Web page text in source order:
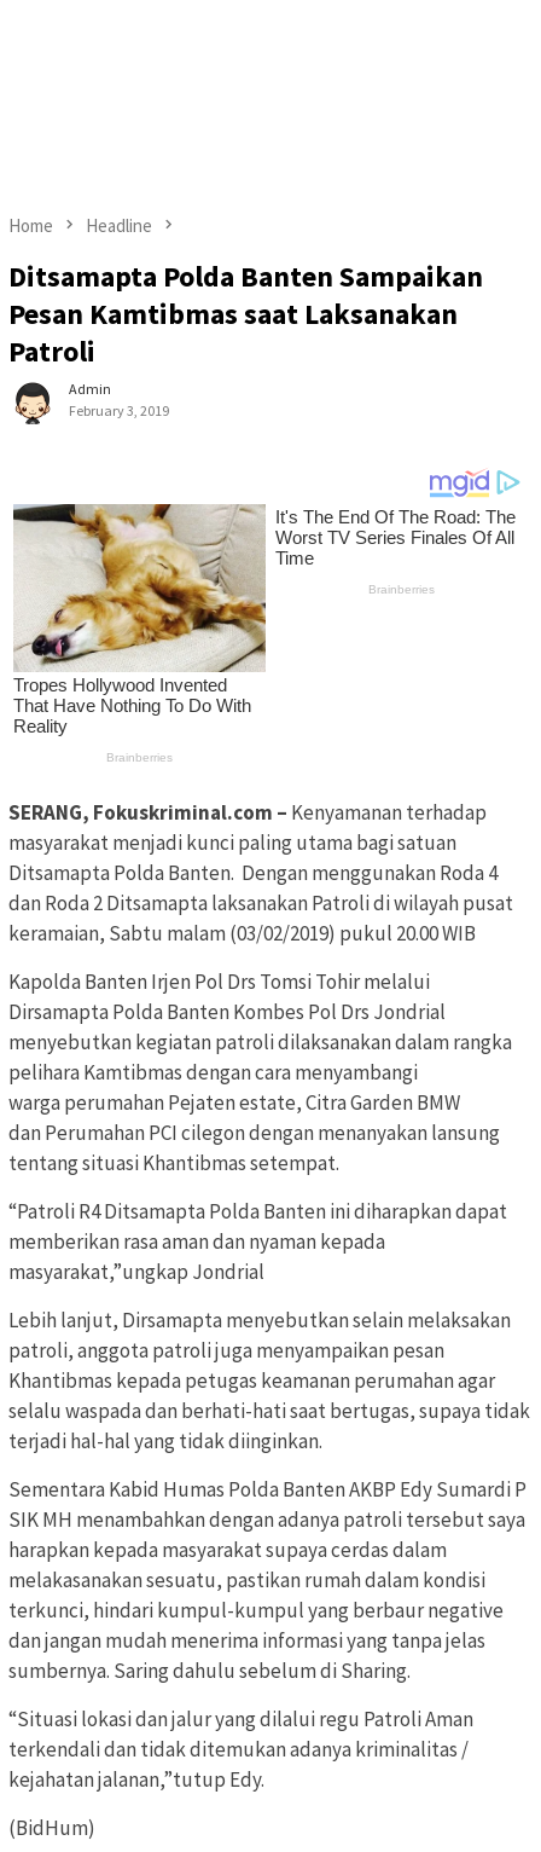
Home Headline
Ditsamapta Polda Banten Sampaikan
Pesan Kamtibmas saat Laksanakan
Patroli
Admin
February 3, 2019
SERANG, Fokuskriminal.com – Kenyamanan terhadap
masyarakat menjadi kunci paling utama bagi satuan
Ditsamapta Polda Banten. Dengan menggunakan Roda 4
dan Roda 2 Ditsamapta laksanakan Patroli di wilayah pusat
keramaian, Sabtu malam (03/02/2019) pukul 20.00 WIB
Kapolda Banten Irjen Pol Drs Tomsi Tohir melalui
Dirsamapta Polda Banten Kombes Pol Drs Jondrial
menyebutkan kegiatan patroli dilaksanakan dalam rangka
pelihara Kamtibmas dengan cara menyambangi
warga perumahan Pejaten estate, Citra Garden BMW
dan Perumahan PCI cilegon dengan menanyakan lansung
tentang situasi Khantibmas setempat.
“Patroli R4 Ditsamapta Polda Banten ini diharapkan dapat
memberikan rasa aman dan nyaman kepada
masyarakat,”ungkap Jondrial
Lebih lanjut, Dirsamapta menyebutkan selain melaksakan
patroli, anggota patroli juga menyampaikan pesan
Khantibmas kepada petugas keamanan perumahan agar
selalu waspada dan berhati-hati saat bertugas, supaya tidak
terjadi hal-hal yang tidak diinginkan.
Sementara Kabid Humas Polda Banten AKBP Edy Sumardi P
SIK MH menambahkan dengan adanya patroli tersebut saya
harapkan kepada masyarakat supaya cerdas dalam
melakasanakan sesuatu, pastikan rumah dalam kondisi
terkunci, hindari kumpul-kumpul yang berbaur negative
dan jangan mudah menerima informasi yang tanpa jelas
sumbernya. Saring dahulu sebelum di Sharing.
“Situasi lokasi dan jalur yang dilalui regu Patroli Aman
terkendali dan tidak ditemukan adanya kriminalitas /
kejahatan jalanan,”tutup Edy.
(BidHum)